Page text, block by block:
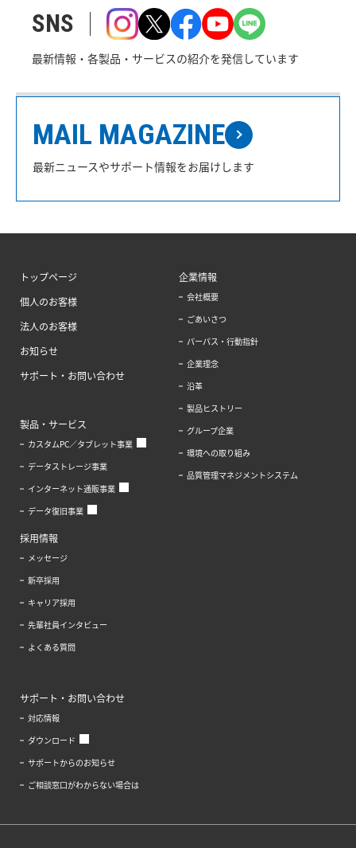
SNS
最新情報・各製品・サービスの紹介を発信しています
MAIL MAGAZINE
最新ニュースやサポート情報をお届けします
トップページ
個人のお客様
法人のお客様
お知らせ
サポート・お問い合わせ
製品・サービス
カスタムPC／タブレット事業
データストレージ事業
インターネット通販事業
データ復旧事業
企業情報
会社概要
ごあいさつ
パーパス・行動指針
企業理念
沿革
製品ヒストリー
グループ企業
環境への取り組み
品質管理マネジメントシステム
採用情報
メッセージ
新卒採用
キャリア採用
先輩社員インタビュー
よくある質問
サポート・お問い合わせ
対応情報
ダウンロード
サポートからのお知らせ
ご相談窓口がわからない場合は